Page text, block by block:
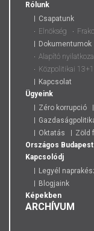
Rólunk
Csapatunk
Elnökség
Dokumentumok
Alapító
Közpolitikai 13+1
Kapcsolat
Ügyeink
Zéro korrupció
Oktatás
Zöld
Országos Budapest
Kapcsolódj
Legyél
Blogjaink
Képekben
ARCHÍVUM